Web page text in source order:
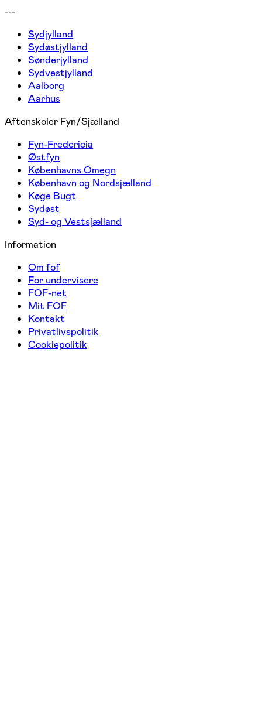
---
Sydjylland
Sydøstjylland
Sønderjylland
Sydvestjylland
Aalborg
Aarhus
Aftenskoler Fyn/Sjælland
Fyn-Fredericia
Østfyn
Københavns Omegn
København og Nordsjælland
Køge Bugt
Sydøst
Syd- og Vestsjælland
Information
Om fof
For undervisere
FOF-net
Mit FOF
Kontakt
Privatlivspolitik
Cookiepolitik